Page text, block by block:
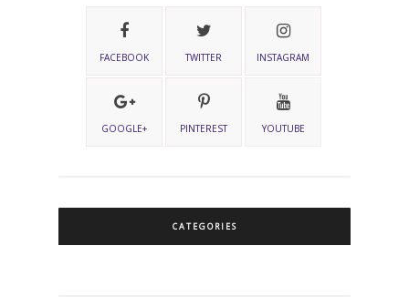
FACEBOOK TWITTER INSTAGRAM
GOOGLE+ PINTEREST YOUTUBE
CATEGORIES